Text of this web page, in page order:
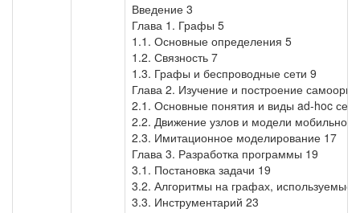
Введение 3
Глава 1. Графы 5
1.1. Основные определения 5
1.2. Связность 7
1.3. Графы и беспроводные сети 9
Глава 2. Изучение и построение
2.1. Основные понятия и виды ad-hoc
2.2. Движение узлов и модели
2.3. Имитационное моделирование 17
Глава 3. Разработка программы 19
3.1. Постановка задачи 19
3.2. Алгоритмы на графах, используемые
3.3. Инструментарий 23